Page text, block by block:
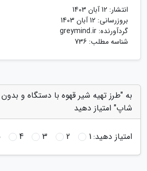
انتشار: 12 آبان 1403
بروزرسانی: 12 آبان 1403
گردآورنده: greymind.ir
شناسه مطلب: 736
به "طرز تهیه شیر قهوه با دستگاه و
شاپ" امتیاز دهید
امتیاز دهید:1
2
3
4